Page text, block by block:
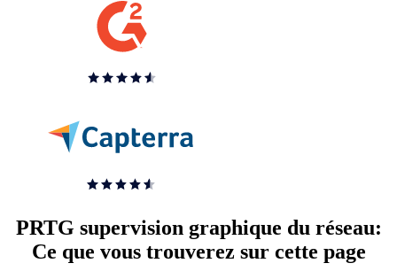
PRTG supervision graphique du réseau:
Ce que vous trouverez sur cette page